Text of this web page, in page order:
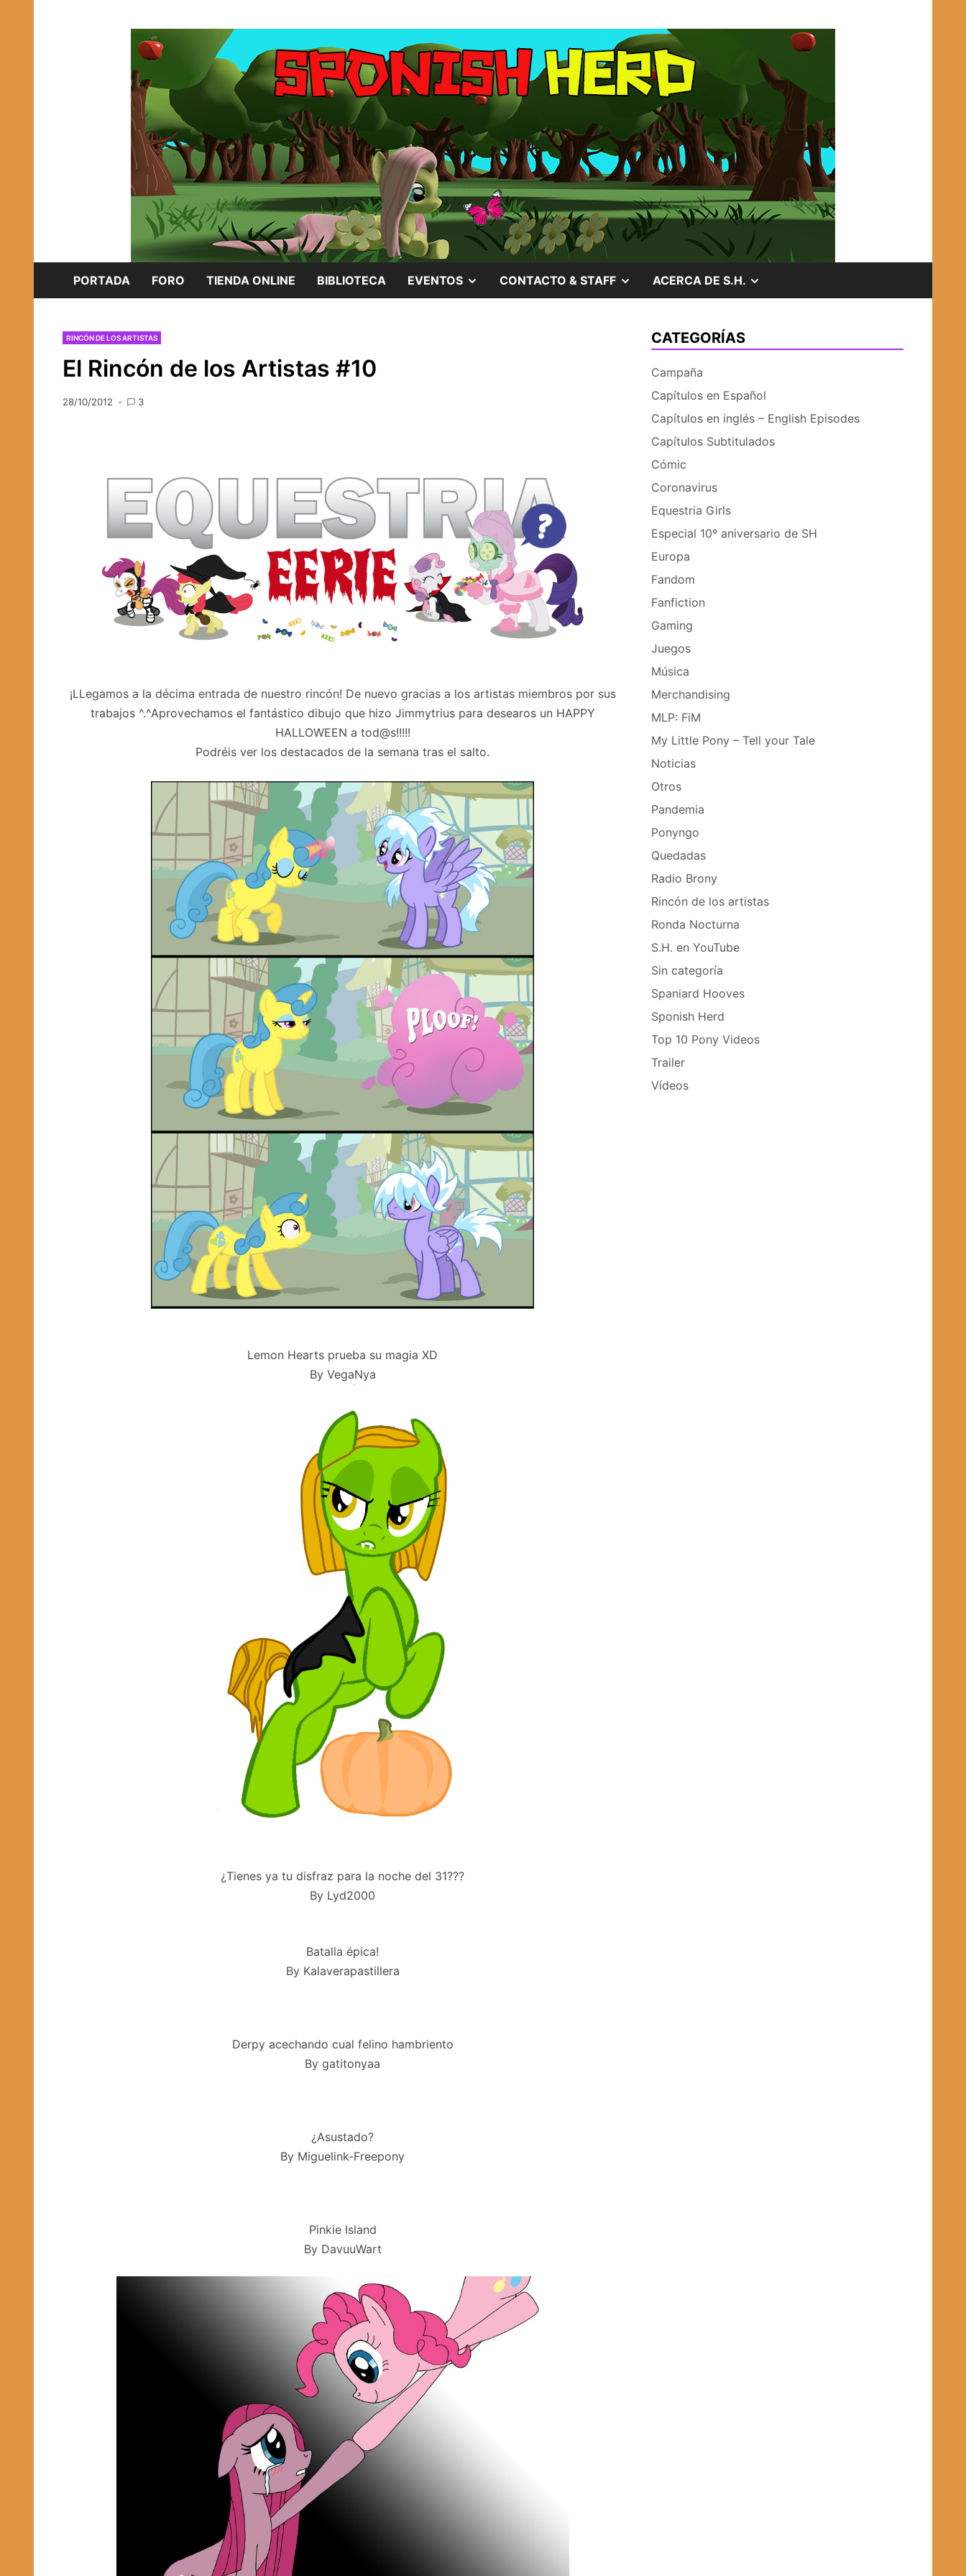
SPONISH HERD
PORTADA FORO TIENDA ONLINE BIBLIOTECA EVENTOS MOSTRAR
CONTACTO & STAFF MOSTRAR
SUBMENÚ
ACERCA DE S.H.
SUBMENÚ
RINCÓN DE LOS ARTISTAS
El Rincón de los Artistas #10
28/10/2012 3
¡LLegamos a la décima entrada de nuestro rincón! De nuevo gracias a los artistas miembros por sus
trabajos ^.^Aprovechamos el fantástico dibujo que hizo Jimmytrius para desearos un HAPPY
HALLOWEEN a tod@s!!!!!
Podréis ver los destacados de la semana tras el salto.
Lemon Hearts prueba su magia XD
By VegaNya
¿Tienes ya tu disfraz para la noche del 31???
By Lyd2000
Batalla épica!
By Kalaverapastillera
Derpy acechando cual felino hambriento
By gatitonyaa
¿Asustado?
By Miguelink-Freepony
Pinkie Island
By DavuuWart
CATEGORÍAS
Campaña
Capítulos en Español
Capítulos en inglés – English Episodes
Capítulos Subtitulados
Cómic
Coronavirus
Equestria Girls
Especial 10º aniversario de SH
Europa
Fandom
Fanfiction
Gaming
Juegos
Música
Merchandising
MLP: FiM
My Little Pony – Tell your Tale
Noticias
Otros
Pandemia
Ponyngo
Quedadas
Radio Brony
Rincón de los artistas
Ronda Nocturna
S.H. en YouTube
Sin categoría
Spaniard Hooves
Sponish Herd
Top 10 Pony Videos
Trailer
Vídeos